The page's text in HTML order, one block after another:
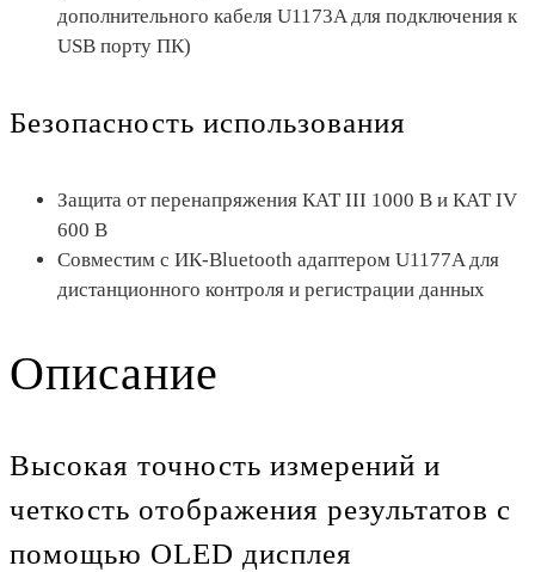
дополнительного кабеля U1173A для подключения к
USB порту ПК)
Безопасность использования
Защита от перенапряжения КАТ III 1000 В и КАТ IV
600 В
Совместим с ИК-Bluetooth адаптером U1177A для
дистанционного контроля и регистрации данных
Описание
Высокая точность измерений и
четкость отображения результатов с
помощью OLED дисплея